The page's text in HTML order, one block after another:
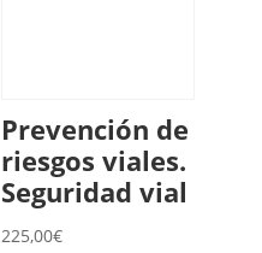
Prevención de
riesgos viales.
Seguridad vial
225,00€